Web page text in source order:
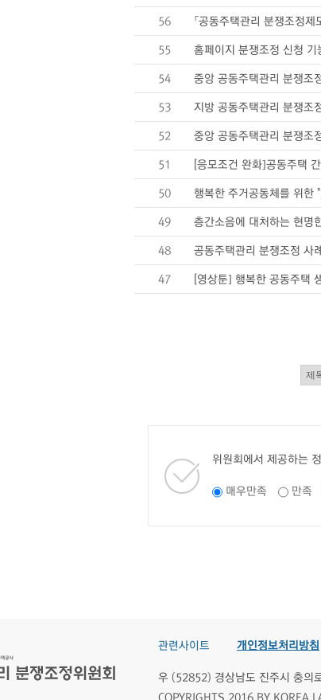
56 「공동주택관리 분쟁조정제
55 홈페이지 분쟁조정 신청 기
54 중앙 공동주택관리 분쟁조
53 지방 공동주택관리 분쟁조
52 중앙 공동주택관리 분쟁조
51 [응모조건 완화]공동주택
50 행복한 주거공동체를 위한
49 층간소음에 대처하는 현명
48 공동주택관리 분쟁조정 사
47 [영상툰] 행복한 공동주택
위원회에서 제공하는
매우만족 만족
관련사이트 개인정보처리방침
우 (52852) 경상남도 진주시 충의